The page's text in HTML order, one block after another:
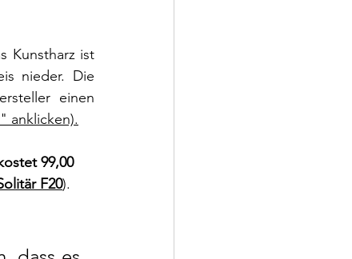
Kunstharz ist
einen
anklicken).
99,00
F20).